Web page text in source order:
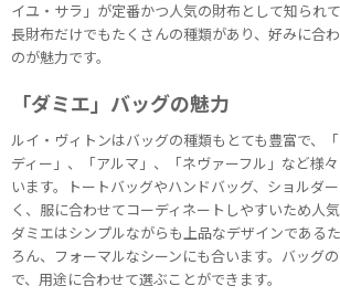
イユ・サラ」が定番かつ人気の財布として知られ
長財布だけでもたくさんの種類があり、好みに合
のが魅力です。
「ダミエ」バッグの魅力
ルイ・ヴィトンはバッグの種類もとても豊富で、
ディー」、「アルマ」、「ネヴァーフル」など様
います。トートバッグやハンドバッグ、ショルダ
く、服に合わせてコーディネートしやすいため人気
ダミエはシンプルながらも上品なデザインである
ろん、フォーマルなシーンにも合います。バッグ
で、用途に合わせて選ぶことができます。